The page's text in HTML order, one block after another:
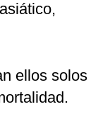
ellos solos